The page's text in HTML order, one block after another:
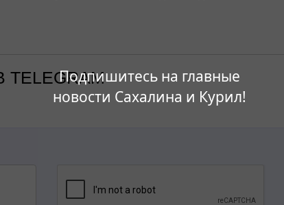
Подпишитесь на главные
новости Сахалина и Курил!